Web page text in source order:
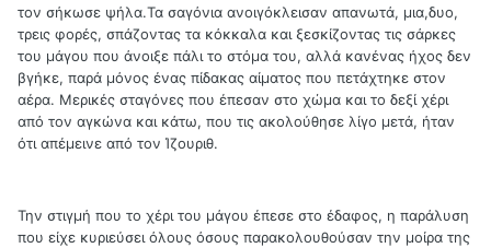
τον σήκωσε ψήλα.Τα σαγόνια ανοιγόκλεισαν απανωτά, μια,δυο,
τρεις φορές, σπάζοντας τα κόκκαλα και ξεσκίζοντας τις σάρκες
του μάγου που άνοιξε πάλι το στόμα του, αλλά κανένας ήχος δεν
βγήκε, παρά μόνος ένας πίδακας αίματος που πετάχτηκε στον
αέρα. Μερικές σταγόνες που έπεσαν στο χώμα και το δεξί χέρι
από τον αγκώνα και κάτω, που τις ακολούθησε λίγο μετά, ήταν
ότι απέμεινε από τον Ίζουριθ.
Την στιγμή που το χέρι του μάγου έπεσε στο έδαφος, η παράλυση
που είχε κυριεύσει όλους όσους παρακολουθούσαν την μοίρα της